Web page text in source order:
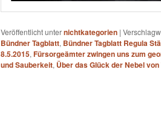
Veröffentlicht unternichtkategorien |
Bündner Tagblatt, Bündner Tagblatt Regula
8.5.2015, Fürsorgeämter zwingen uns zum
und Sauberkeit, Über das Glück der Nebel